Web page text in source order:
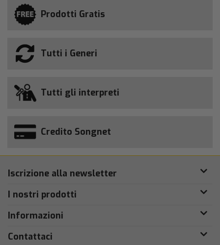
Prodotti Gratis
Tutti i Generi
Tutti gli interpreti
Credito Songnet
Iscrizione alla newsletter
I nostri prodotti
Informazioni
Contattaci